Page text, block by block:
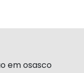
em osasco